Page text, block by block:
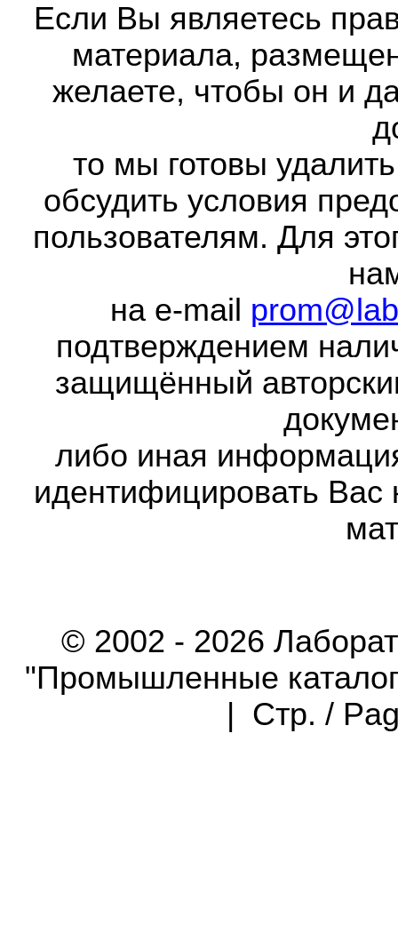
Если Вы являетесь
материала,
желаете, чтобы он и
то мы готовы
обсудить условия
пользователям. Для
на e-mail
подтверждением
защищённый
либо иная
идентифицировать Вас
© 2002 - 2026
"Промышленные
| Стр. /